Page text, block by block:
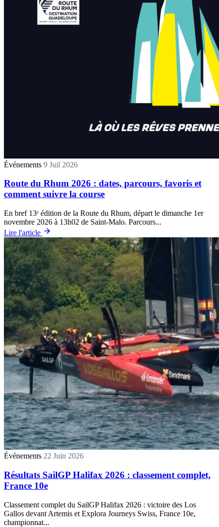
Événements 9 Juil 2026
Route du Rhum 2026 : dates, parcours, favoris et
comment suivre la course
En bref 13ᵉ édition de la Route du Rhum, départ le dimanche 1er
novembre 2026 à 13h02 de Saint-Malo. Parcours...
Lire l'article
Événements 22 Juin 2026
Résultats SailGP Halifax 2026 : classement complet,
France 10e
Classement complet du SailGP Halifax 2026 : victoire des Los
Gallos devant Artemis et Explora Journeys Swiss, France 10e,
championnat...